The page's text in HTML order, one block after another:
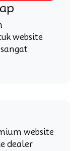
website
website
dealer